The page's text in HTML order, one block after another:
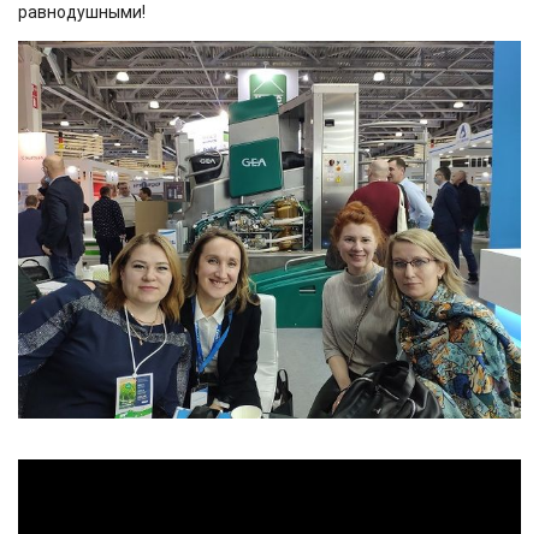
равнодушными!